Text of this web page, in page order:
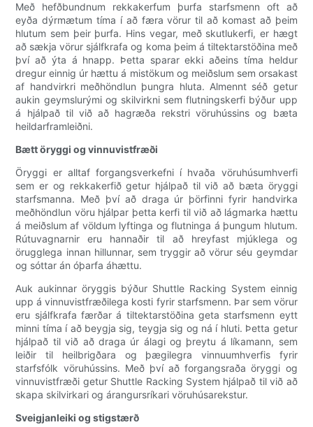
Með hefðbundnum rekkakerfum þurfa starfsmenn oft að
eyða dýrmætum tíma í að færa vörur til að komast að þeim
hlutum sem þeir þurfa. Hins vegar, með skutlukerfi, er hægt
að sækja vörur sjálfkrafa og koma þeim á tiltektarstöðina með
því að ýta á hnapp. Þetta sparar ekki aðeins tíma heldur
dregur einnig úr hættu á mistökum og meiðslum sem orsakast
af handvirkri meðhöndlun þungra hluta. Almennt séð getur
aukin geymslurými og skilvirkni sem flutningskerfi býður upp
á hjálpað til við að hagræða rekstri vöruhússins og bæta
heildarframleiðni.
Bætt öryggi og vinnuvistfræði
Öryggi er alltaf forgangsverkefni í hvaða vöruhúsumhverfi
sem er og rekkakerfið getur hjálpað til við að bæta öryggi
starfsmanna. Með því að draga úr þörfinni fyrir handvirka
meðhöndlun vöru hjálpar þetta kerfi til við að lágmarka hættu
á meiðslum af völdum lyftinga og flutninga á þungum hlutum.
Rútuvagnarnir eru hannaðir til að hreyfast mjúklega og
örugglega innan hillunnar, sem tryggir að vörur séu geymdar
og sóttar án óþarfa áhættu.
Auk aukinnar öryggis býður Shuttle Racking System einnig
upp á vinnuvistfræðilega kosti fyrir starfsmenn. Þar sem vörur
eru sjálfkrafa færðar á tiltektarstöðina geta starfsmenn eytt
minni tíma í að beygja sig, teygja sig og ná í hluti. Þetta getur
hjálpað til við að draga úr álagi og þreytu á líkamann, sem
leiðir til heilbrigðara og þægilegra vinnuumhverfis fyrir
starfsfólk vöruhússins. Með því að forgangsraða öryggi og
vinnuvistfræði getur Shuttle Racking System hjálpað til við að
skapa skilvirkari og árangursríkari vöruhúsarekstur.
Sveigjanleiki og stigstærð